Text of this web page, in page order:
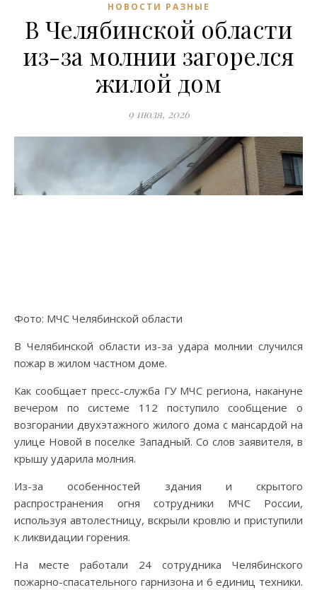
НОВОСТИ РАЗНЫЕ
В Челябинской области
из-за молнии загорелся
жилой дом
9 июля, 2026
Фото: МЧС Челябинской области
В Челябинской области из-за удара молнии случился
пожар в жилом частном доме.
Как сообщает пресс-служба ГУ МЧС региона, накануне
вечером по системе 112 поступило сообщение о
возгорании двухэтажного жилого дома с мансардой на
улице Новой в поселке Западный. Со слов заявителя, в
крышу ударила молния.
Из-за особенностей здания и скрытого
распространения огня сотрудники МЧС России,
используя автолестницу, вскрыли кровлю и приступили
к ликвидации горения.
На месте работали 24 сотрудника Челябинского
пожарно-спасательного гарнизона и 6 единиц техники.